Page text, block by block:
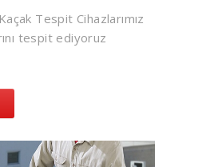
Tespit Cihazlarımız
tespit ediyoruz